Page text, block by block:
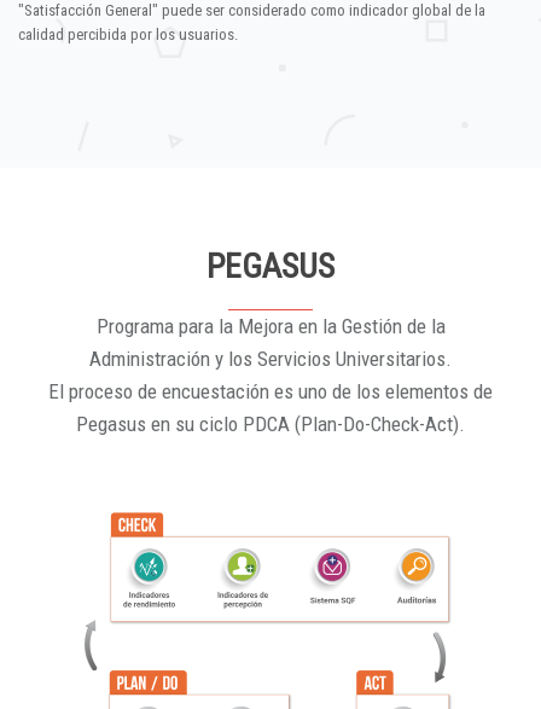
"Satisfacción General" puede ser considerado como indicador global de la
calidad percibida por los usuarios.
PEGASUS
Programa para la Mejora en la Gestión de la
Administración y los Servicios Universitarios.
El proceso de encuestación es uno de los elementos de
Pegasus en su ciclo PDCA (Plan-Do-Check-Act).